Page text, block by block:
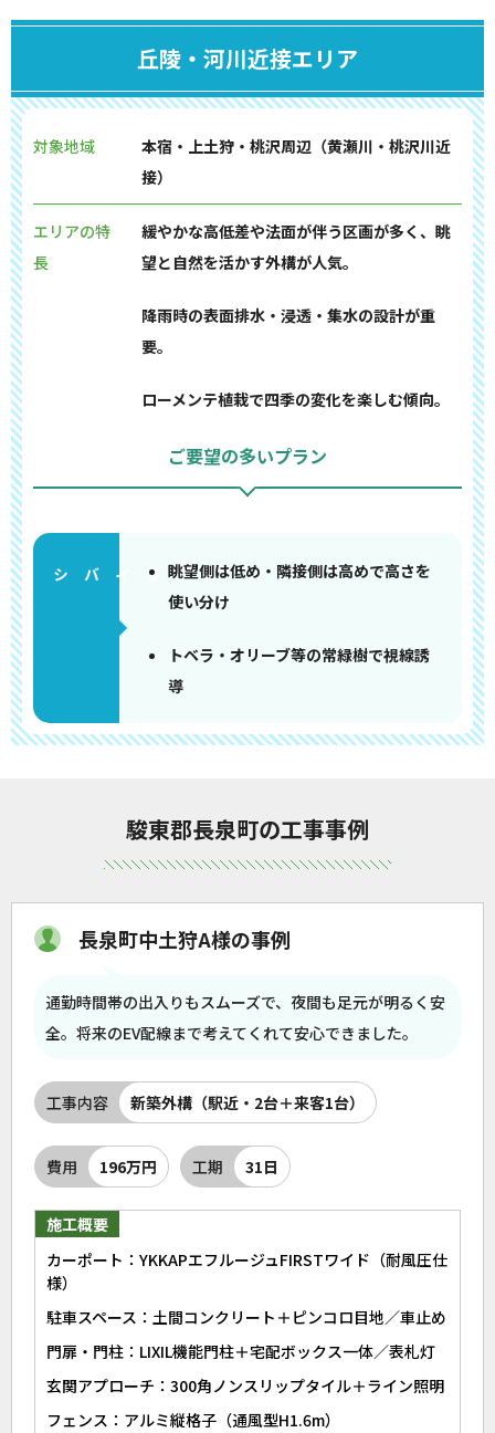
丘陵・河川近接エリア
対象地域
本宿・上土狩・桃沢周辺（黄瀬川・桃沢川近
接）
エリアの特
長
緩やかな高低差や法面が伴う区画が多く、眺
望と自然を活かす外構が人気。
降雨時の表面排水・浸透・集水の設計が重
要。
ローメンテ植栽で四季の変化を楽しむ傾向。
ご要望の多いプラン
眺望側は低め・隣接側は高めで高さを
使い分け
トベラ・オリーブ等の常緑樹で視線誘
導
駿東郡長泉町の工事事例
長泉町中土狩A様の事例
通勤時間帯の出入りもスムーズで、夜間も足元が明るく安
全。将来のEV配線まで考えてくれて安心できました。
工事内容 新築外構（駅近・2台＋来客1台）
費用 196万円 工期 31日
施工概要
カーポート：YKKAPエフルージュFIRSTワイド（耐風圧仕
様）
駐車スペース：土間コンクリート＋ピンコロ目地／車止め
門扉・門柱：LIXIL機能門柱＋宅配ボックス一体／表札灯
玄関アプローチ：300角ノンスリップタイル＋ライン照明
フェンス：アルミ縦格子（通風型H1.6m）